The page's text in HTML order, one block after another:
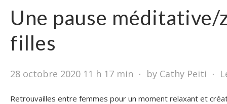
Une pause méditative/
filles
28 octobre 2020 11 h 17 min ⋅ by Cathy Peiti ⋅
Retrouvailles entre femmes pour un moment relaxant et